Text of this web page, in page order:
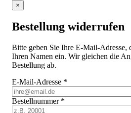
×
Bestellung widerrufen
Bitte geben Sie Ihre E-Mail-Adresse,
Ihren Namen ein. Wir gleichen die
Bestellung ab.
E-Mail-Adresse *
Bestellnummer *